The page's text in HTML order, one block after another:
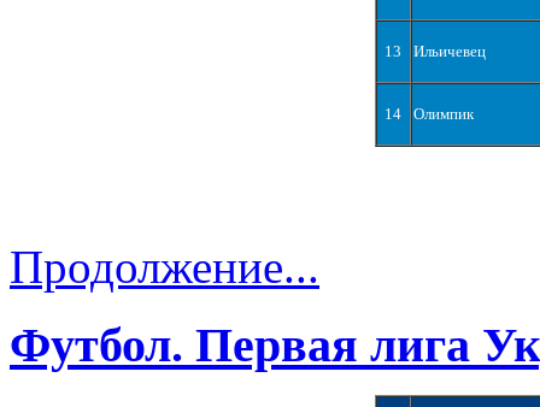
13 Ильичевец
14 Олимпик
Продолжение...
Футбол. Первая лига